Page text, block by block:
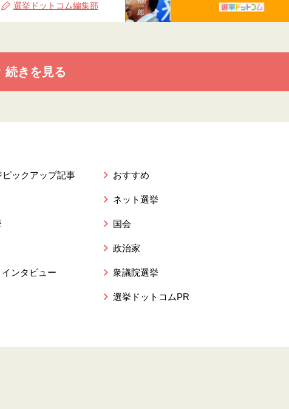
選挙ドットコム編集部
続きを見る
ックアップ記事 おすすめ
ネット選挙
国会
政治家
ンタビュー 衆議院選挙
選挙ドットコムPR